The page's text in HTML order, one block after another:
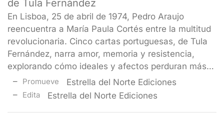
de Tula Fernández
En Lisboa, 25 de abril de 1974, Pedro Araujo
reencuentra a María Paula Cortés entre la multitud
revolucionaria. Cinco cartas portuguesas, de Tula
Fernández, narra amor, memoria y resistencia,
explorando cómo ideales y afectos perduran más…
Promueve Estrella del Norte Ediciones
Edita Estrella del Norte Ediciones